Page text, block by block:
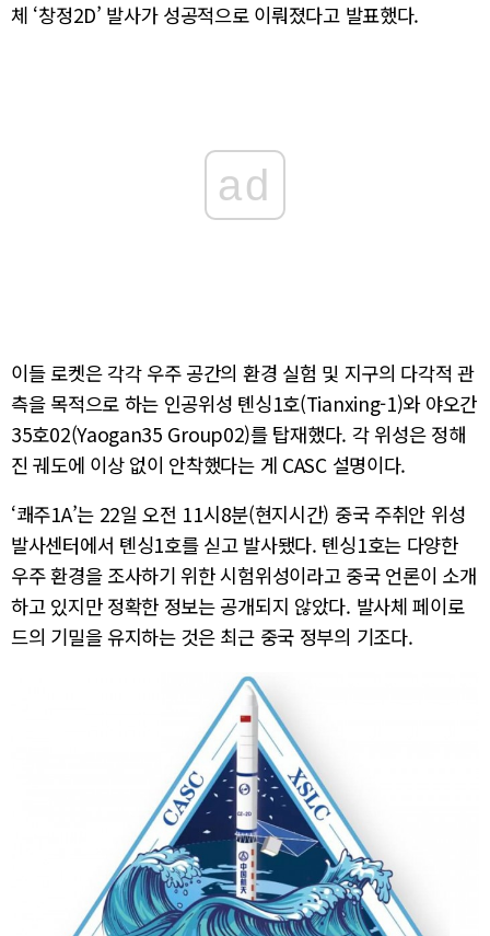
체 ‘창정2D’ 발사가 성공적으로 이뤄졌다고 발표했다.
ad
이들 로켓은 각각 우주 공간의 환경 실험 및 지구의 다각적 관
측을 목적으로 하는 인공위성 톈싱1호(Tianxing-1)와 야오간
35호02(Yaogan35 Group02)를 탑재했다. 각 위성은 정해
진 궤도에 이상 없이 안착했다는 게 CASC 설명이다.
‘쾌주1A’는 22일 오전 11시8분(현지시간) 중국 주취안 위성
발사센터에서 톈싱1호를 싣고 발사됐다. 톈싱1호는 다양한
우주 환경을 조사하기 위한 시험위성이라고 중국 언론이 소개
하고 있지만 정확한 정보는 공개되지 않았다. 발사체 페이로
드의 기밀을 유지하는 것은 최근 중국 정부의 기조다.